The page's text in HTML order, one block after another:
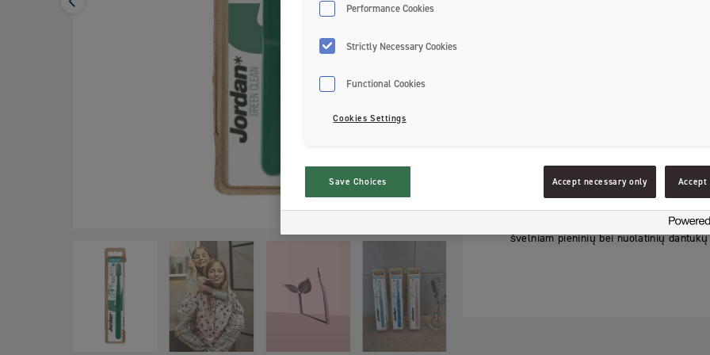
Pakuotės etiketė pagaminta iš
Green Clean dantų priežiūros linija
Green Clean Kids dantų šepetėlis –
nekenksmingų medžiagų derinys.
FDA patvirtinto plastiko, kilusio iš
gaminami iš biologinės kilmės
popieriaus.
Apvali maža šepetėlio galvutė su
švelniam pieninių bei nuolatinių
Performance Cookies
Strictly Necessary Cookies
Functional Cookies
Cookies Settings
Save Choices Accept necessary only Accept